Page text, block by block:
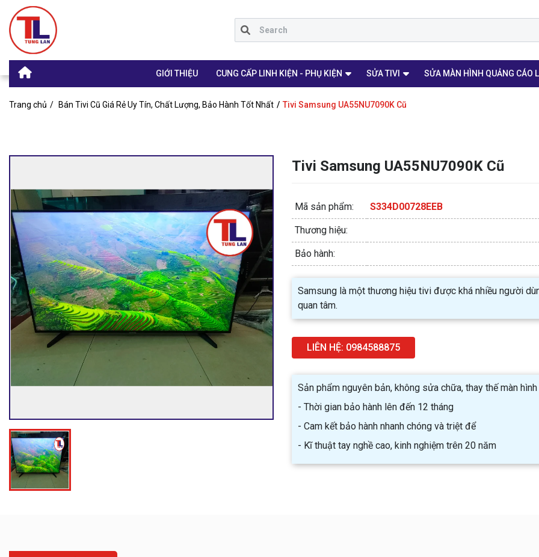
GIỚI THIỆU CUNG CẤP LINH KIỆN - PHỤ KIỆN SỬA TIVI SỬA MÀN HÌNH QUẢNG CÁO
Trang chủ Bán Tivi Cũ Giá Rẻ Uy Tín, Chất Lượng, Bảo Hành Tốt Nhất Tivi Samsung UA55NU7090K Cũ
Tivi Samsung UA55NU7090K Cũ
Mã sản phẩm: S334D00728EEB
Thương hiệu:
Bảo hành:
Samsung là một thương hiệu tivi được khá nhiều người
quan tâm.
LIÊN HỆ: 0984588875
Sản phẩm nguyên bản, không sửa chữa, thay thế màn
- Thời gian bảo hành lên đến 12 tháng
- Cam kết bảo hành nhanh chóng và triệt để
- Kĩ thuật tay nghề cao, kinh nghiệm trên 20 năm